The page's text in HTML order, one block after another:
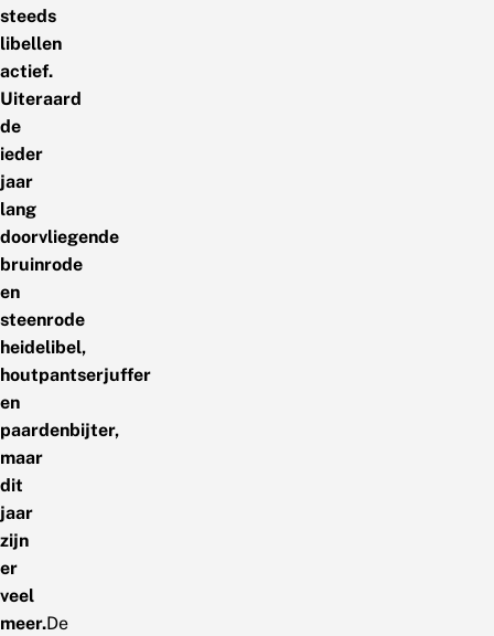
steeds
libellen
actief.
Uiteraard
de
ieder
jaar
lang
doorvliegende
bruinrode
en
steenrode
heidelibel,
houtpantserjuffer
en
paardenbijter,
maar
dit
jaar
zijn
er
veel
meer.De